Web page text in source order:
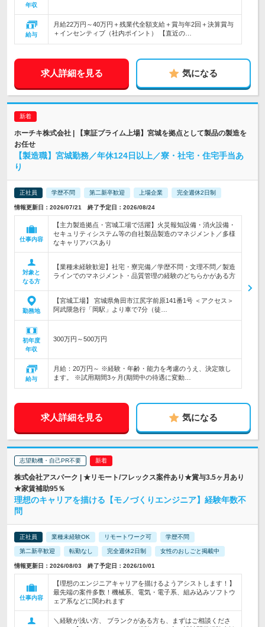
年収
給与
月給22万円～40万円＋残業代全額支給＋賞与年2回＋決算賞与
＋インセンティブ（社内ポイント） 【直近の…
求人詳細を見る 気になる
ホーチキ株式会社 | 【東証プライム上場】宮城を拠点として製品の製造を
お任せ
【製造職】宮城勤務／年休124日以上／寮・社宅・住宅手当あ
り
正社員 学歴不問 第二新卒歓迎 上場企業 完全週休2日制
情報更新日：2026/07/21 終了予定日：2026/08/24
仕事内容
【主力製造拠点・宮城工場で活躍】火災報知設備・消火設備・
セキュリティシステム等の自社製品製造のマネジメント／多様
なキャリアパスあり
対象と
なる方
【業種未経験歓迎】社宅・寮完備／学歴不問・文理不問／製造
ラインでのマネジメント・品質管理の経験のどちらかがある方
勤務地
【宮城工場】 宮城県角田市江尻字前原141番1号 ＜アクセス＞
阿武隈急行「岡駅」より車で7分（徒…
初年度
年収
300万円～500万円
給与
月給：20万円～ ※経験・年齢・能力を考慮のうえ、決定致し
ます。 ※試用期間3ヶ月(期間中の待遇に変動…
求人詳細を見る 気になる
志望動機・自己PR不要
株式会社アスパーク | ★リモート/フレックス案件あり★賞与3.5ヶ月あり
★家賃補助95％
理想のキャリアを描ける【モノづくりエンジニア】経験年数不
問
正社員 業種未経験OK リモートワーク可 学歴不問
第二新卒歓迎 転勤なし 完全週休2日制 女性のおしごと掲載中
情報更新日：2026/08/03 終了予定日：2026/10/01
仕事内容
【理想のエンジニアキャリアを描けるようアシストします！】
最先端の案件多数！機械系、電気・電子系、組み込みソフトウ
ェア系などに関われます
＼経験が浅い方、 ブランクがある方も、まずはご相談くださ